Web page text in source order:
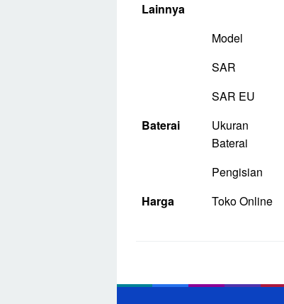
Lainnya
Model
SAR
SAR EU
Baterai
Ukuran
Baterai
Pengisian
Harga
Toko Online